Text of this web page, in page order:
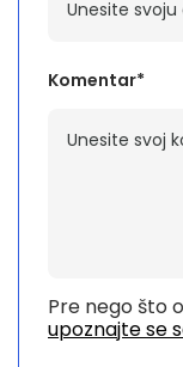
Komentar*
Pre nego što
upoznajte se